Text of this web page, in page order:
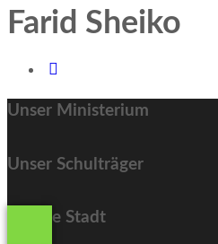
Farid Sheiko
Unser Ministerium
Unser Schulträger
Unsere Stadt